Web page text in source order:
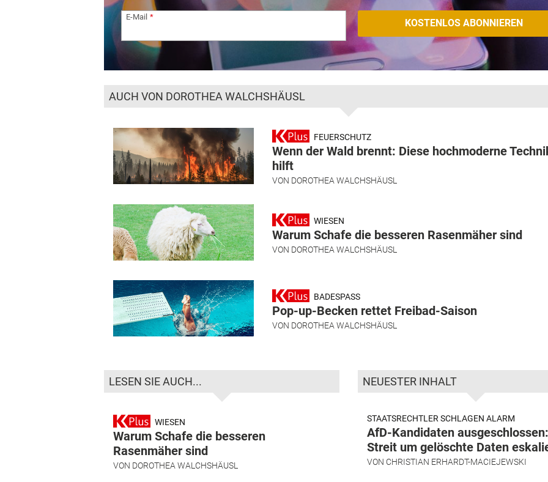
E-Mail
AUCH VON DOROTHEA WALCHSHÄUSL
FEUERSCHUTZ
Wenn der Wald brennt: Diese hochmoderne
hilft
VON DOROTHEA WALCHSHÄUSL
WIESEN
Warum Schafe die besseren Rasenmäher sind
VON DOROTHEA WALCHSHÄUSL
BADESPASS
Pop-up-Becken rettet Freibad-Saison
VON DOROTHEA WALCHSHÄUSL
LESEN SIE AUCH...
WIESEN
Warum Schafe die besseren
Rasenmäher sind
VON DOROTHEA WALCHSHÄUSL
NEUESTER INHALT
STAATSRECHTLER SCHLAGEN ALARM
AfD-Kandidaten ausgeschlossen:
Streit um gelöschte Daten
VON CHRISTIAN ERHARDT-MACIEJEWSKI